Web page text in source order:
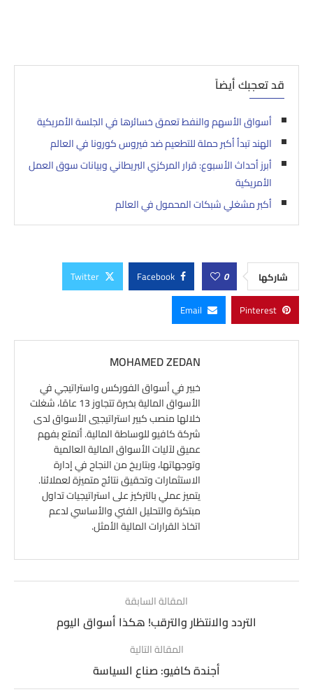
قد تعجبك أيضاً
أسواق الأسهم والنفط تعمق خسائرها في الجلسة الأمريكية
الهند تبدأ أكبر حملة للتطعيم ضد فيروس كورونا في العالم
أبرز أحداث الأسبوع: قرار المركزي البريطاني وبيانات سوق العمل
الأمريكية
أكبر مشغلي شبكات المحمول في العالم
شاركها 0
Facebook
Twitter
Pinterest
Email
MOHAMED ZEDAN
خبير في أسواق الفوركس واستراتيجي في
الأسواق المالية بخبرة تتجاوز 13 عامًا، شغلت
خلالها منصب كبير استراتيجيي الأسواق لدى
شركة كافيو للوساطة المالية. أتمتع بفهم
عميق لآليات الأسواق المالية العالمية
وتوجهاتها، وبتاريخ من النجاح في إدارة
الاستثمارات وتحقيق نتائج متميزة لعملائنا.
يتميز عملي بالتركيز على استراتيجيات تداول
مبتكرة والتحليل الفني والأساسي لدعم
اتخاذ القرارات المالية الأمثل.
المقالة السابقة
التردد والانتظار والترقب! هكذا أسواق اليوم
المقالة التالية
أجندة كافيو: صناع السياسة